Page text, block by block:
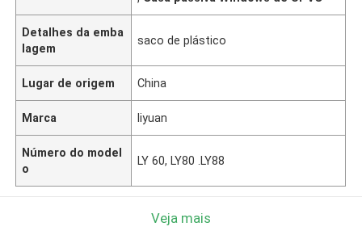
Detalhes da emba
lagem
saco de plástico
Lugar de origem China
Marca liyuan
Número do model
o
LY 60, LY80 .LY88
Veja mais